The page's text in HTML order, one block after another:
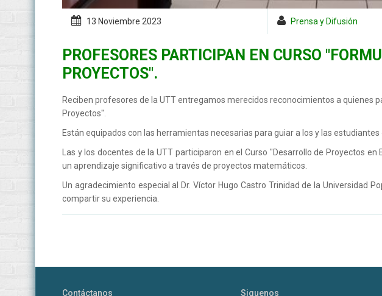
13 Noviembre 2023 Prensa y Difusión
PROFESORES PARTICIPAN EN CURSO
PROYECTOS".
Reciben profesores de la UTT entregamos merecidos reconocimientos a quienes
Proyectos".
Están equipados con las herramientas necesarias para guiar a los y las
Las y los docentes de la UTT participaron en el Curso "Desarrollo de Proyectos
un aprendizaje significativo a través de proyectos matemáticos.
Un agradecimiento especial al Dr. Víctor Hugo Castro Trinidad de la Universidad
compartir su experiencia.
Contáctanos Siguenos